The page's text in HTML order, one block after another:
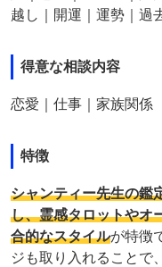
越し｜開運｜運勢｜過
得意な相談内容
恋愛｜仕事｜家族関係
特徴
シャンティー先生の鑑
し、霊感タロットやオ
合的なスタイルが特徴
ジも取り入れることで